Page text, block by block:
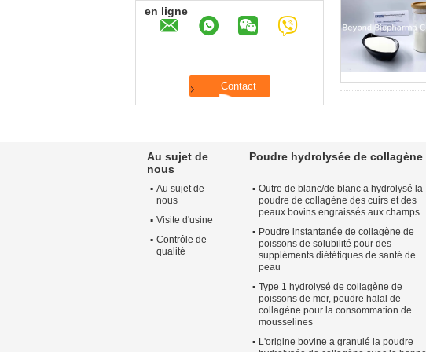
en ligne
Au sujet de
nous
Au sujet de
nous
Visite d'usine
Contrôle de
qualité
Poudre hydrolysée de collagène
Outre de blanc/de blanc a hydrolysé la
poudre de collagène des cuirs et des
peaux bovins engraissés aux champs
Poudre instantanée de collagène de
poissons de solubilité pour des
suppléments diététiques de santé de
peau
Type 1 hydrolysé de collagène de
poissons de mer, poudre halal de
collagène pour la consommation de
mousselines
L'origine bovine a granulé la poudre